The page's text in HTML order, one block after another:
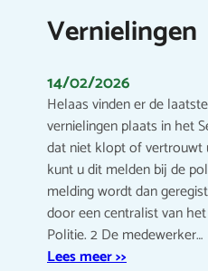
Vernielingen
14/02/2026
Helaas vinden er de
vernielingen plaats in het
dat niet klopt of vertrouwt
kunt u dit melden bij de
melding wordt dan
door een centralist van
Politie. 2 De medewerker…
Lees meer >>